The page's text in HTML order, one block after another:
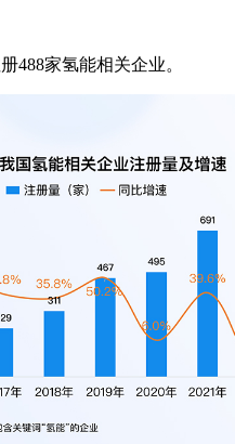
488家氢能相关企业。